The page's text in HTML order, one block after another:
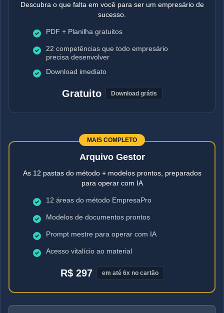
Descubra o que falta em você para ser um empresário de
sucesso.
PDF + Planilha gratuitos
22 competências que todo empresário
precisa desenvolver
Download imediato
Gratuito Download grátis
MAIS COMPLETO
Arquivo Gestor
As 12 pastas do método + modelos prontos, preparados
para operar com IA
12 áreas do método EmpresaPro
Modelos de documentos prontos
Prompt mestre para operar com IA
Acesso vitalício ao material
R$ 297 em até 6x no cartão